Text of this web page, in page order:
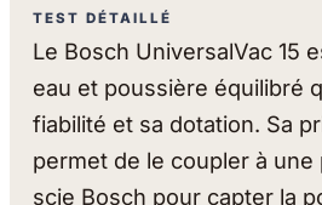
TEST DÉTAILLÉ
Le Bosch UniversalVac 15
eau et poussière équilibré
fiabilité et sa dotation. Sa
permet de le coupler à
scie Bosch pour capter la